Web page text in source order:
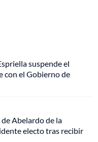
suspende el
con el Gobierno de
Abelardo de la
electo tras recibir